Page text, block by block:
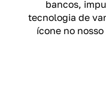
bancos,
tecnologia de
ícone no